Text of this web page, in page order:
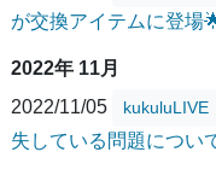
が交換アイテムに登場
2022年 11月
2022/11/05
kukuluLIVE
失している問題につい